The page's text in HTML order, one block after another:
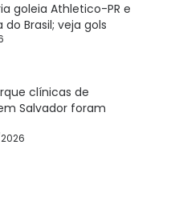
goleia Athletico-PR e
Brasil; veja gols
clínicas de
Salvador foram